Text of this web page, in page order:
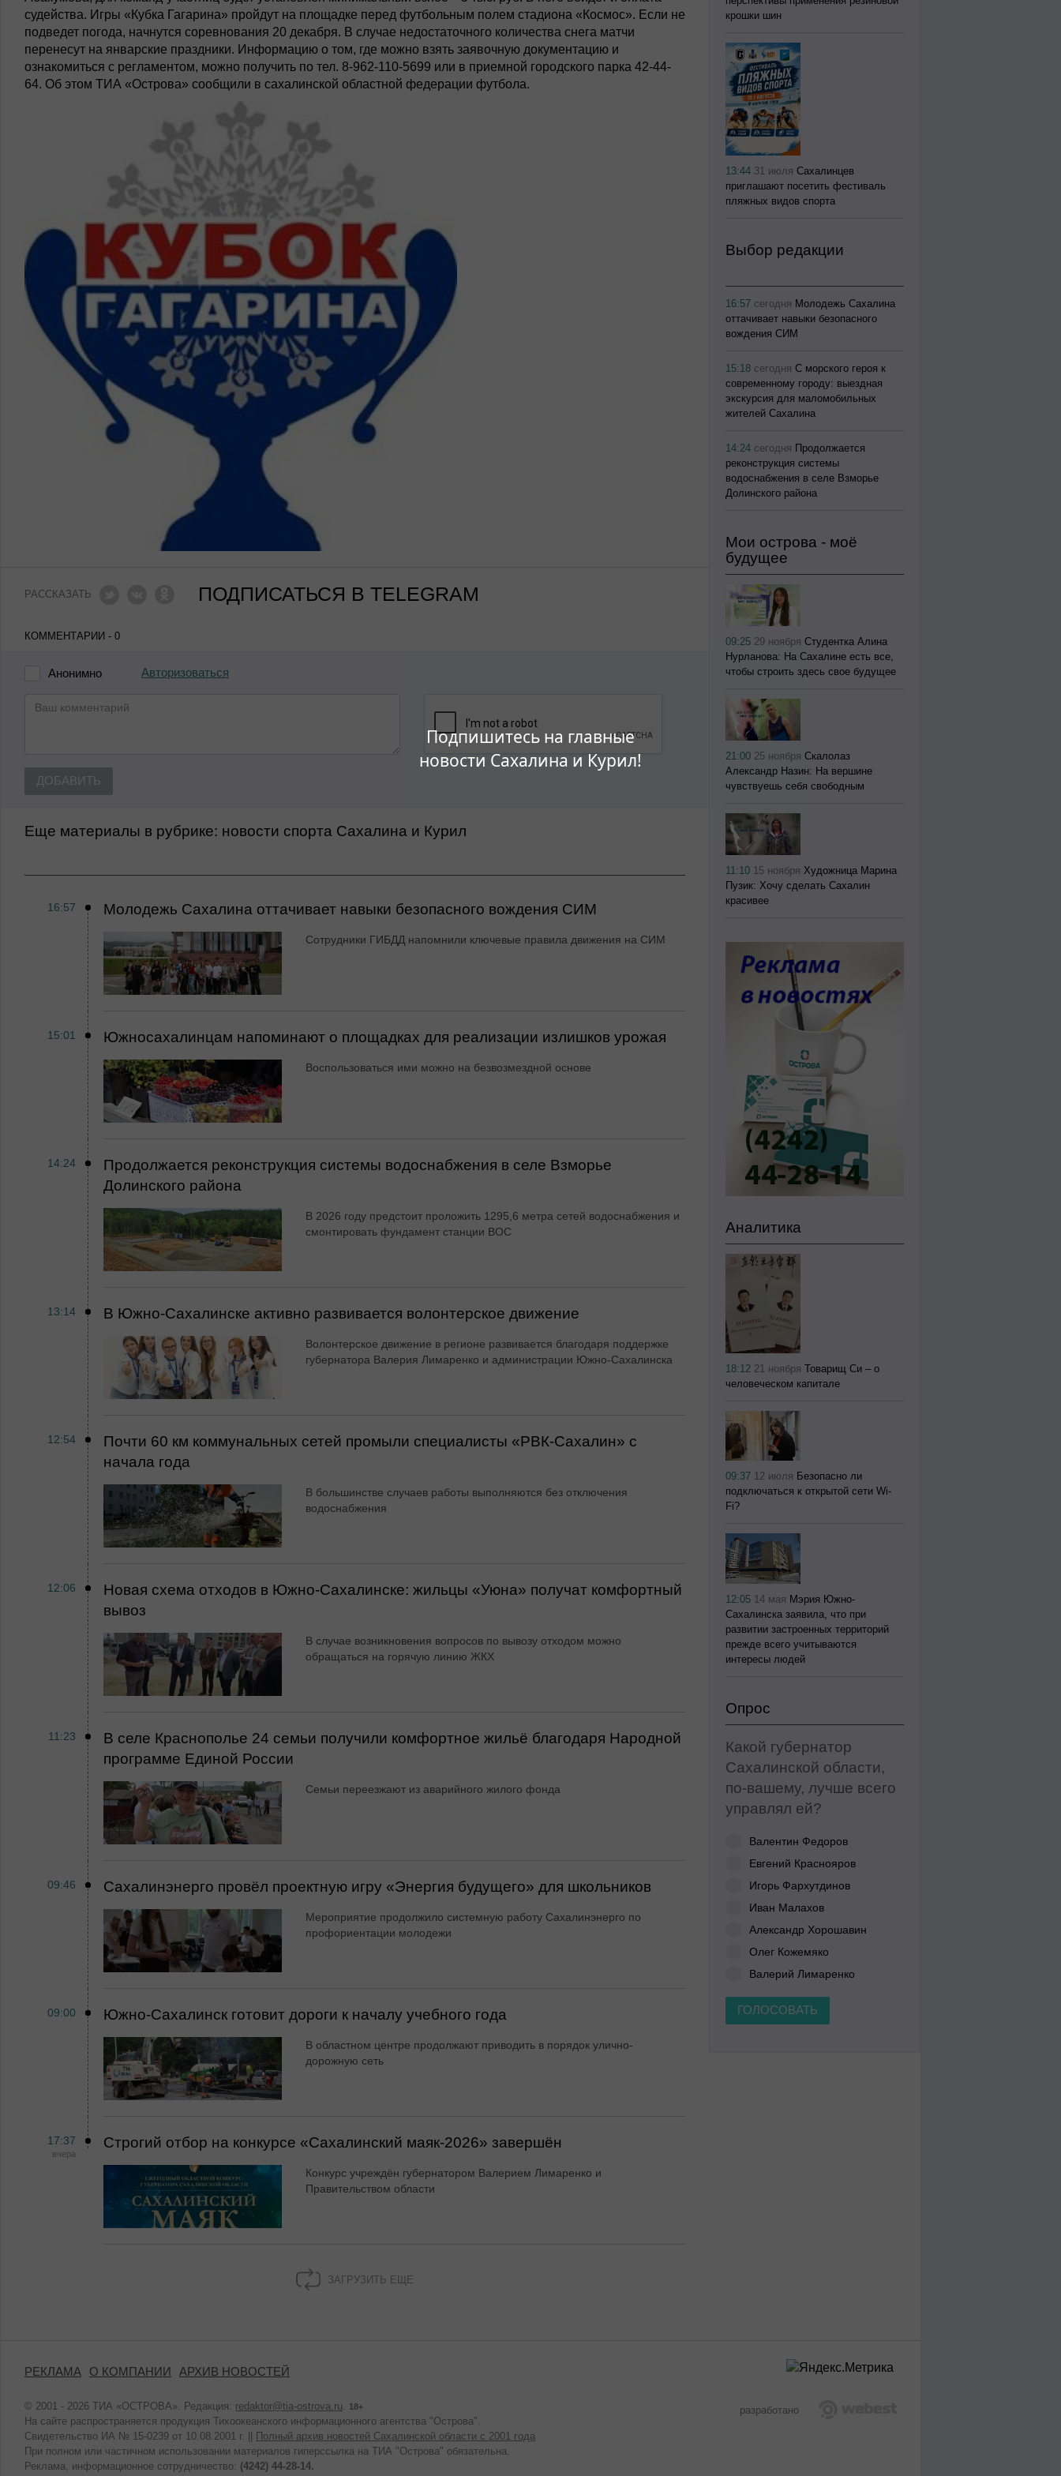
Подпишитесь на главные
новости Сахалина и Курил!
судейства. Игры «Кубка Гагарина» пройдут на площадке перед футбольным полем стадиона «Космос». Если не
подведет погода, начнутся соревнования 20 декабря. В случае недостаточного количества снега матчи
перенесут на январские праздники. Информацию о том, где можно взять заявочную документацию и
ознакомиться с регламентом, можно получить по тел. 8-962-110-5699 или в приемной городского парка 42-44-
64. Об этом ТИА «Острова» сообщили в сахалинской областной федерации футбола.
РАССКАЗАТЬ ПОДПИСАТЬСЯ В TELEGRAM
КОММЕНТАРИИ - 0
Анонимно Авторизоваться
ДОБАВИТЬ
Еще материалы в рубрике: Новости спорта Сахалина и Курил
16:57 Молодежь Сахалина оттачивает навыки безопасного вождения СИМ
Сотрудники ГИБДД напомнили ключевые правила движения на СИМ
15:01 Южносахалинцам напоминают о площадках для реализации излишков урожая
Воспользоваться ими можно на безвозмездной основе
14:24
Продолжается реконструкция системы водоснабжения в селе Взморье
Долинского района
В 2026 году предстоит проложить 1295,6 метра сетей водоснабжения и
смонтировать фундамент станции ВОС
13:14 В Южно-Сахалинске активно развивается волонтерское движение
Волонтерское движение в регионе развивается благодаря поддержке
губернатора Валерия Лимаренко и администрации Южно-Сахалинска
12:54
Почти 60 км коммунальных сетей промыли специалисты «РВК‑Сахалин» с
начала года
В большинстве случаев работы выполняются без отключения
водоснабжения
12:06
Новая схема отходов в Южно-Сахалинске: жильцы «Уюна» получат комфортный
вывоз
В случае возникновения вопросов по вывозу отходом можно
обращаться на горячую линию ЖКХ
11:23
В селе Краснополье 24 семьи получили комфортное жильё благодаря Народной
программе Единой России
Семьи переезжают из аварийного жилого фонда
09:46 Сахалинэнерго провёл проектную игру «Энергия будущего» для школьников
Мероприятие продолжило системную работу Сахалинэнерго по
профориентации молодежи
09:00 Южно-Сахалинск готовит дороги к началу учебного года
В областном центре продолжают приводить в порядок улично-
дорожную сеть
17:37
вчера
Строгий отбор на конкурсе «Сахалинский маяк‑2026» завершён
Конкурс учреждён губернатором Валерием Лимаренко и
Правительством области
ЗАГРУЗИТЬ ЕЩЕ
крошки шин
13:44 31 июля Сахалинцев
приглашают посетить фестиваль
пляжных видов спорта
Выбор редакции
16:57 сегодня Молодежь Сахалина
оттачивает навыки безопасного
вождения СИМ
15:18 сегодня С морского героя к
современному городу: выездная
экскурсия для маломобильных
жителей Сахалина
14:24 сегодня Продолжается
реконструкция системы
водоснабжения в селе Взморье
Долинского района
Мои острова - моё
будущее
09:25 29 ноября Студентка Алина
Нурланова: На Сахалине есть все,
чтобы строить здесь свое будущее
21:00 25 ноября Скалолаз
Александр Назин: На вершине
чувствуешь себя свободным
11:10 15 ноября Художница Марина
Пузик: Хочу сделать Сахалин
красивее
Аналитика
18:12 21 ноября Товарищ Си – о
человеческом капитале
09:37 12 июля Безопасно ли
подключаться к открытой сети Wi-
Fi?
12:05 14 мая Мэрия Южно-
Сахалинска заявила, что при
развитии застроенных территорий
прежде всего учитываются
интересы людей
Опрос
Какой губернатор
Сахалинской области,
по-вашему, лучше всего
управлял ей?
Валентин Федоров
Евгений Краснояров
Игорь Фархутдинов
Иван Малахов
Александр Хорошавин
Олег Кожемяко
Валерий Лимаренко
ГОЛОСОВАТЬ
РЕКЛАМА О КОМПАНИИ АРХИВ НОВОСТЕЙ
© 2001 - 2026 ТИА «ОСТРОВА». Редакция: redaktor@tia-ostrova.ru 18+
На сайте распространяется продукция Тихоокеанского информационного агентства "Острова".
Свидетельство ИА № 15-0239 от 10.08.2001 г. ||
Полный архив новостей Сахалинской области с 2001 года
При полном или частичном использовании материалов гиперссылка на ТИА "Острова" обязательна.
Реклама, информационное сотрудничество: (4242) 44-28-14.
разработано